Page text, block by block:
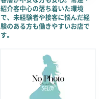
紹介客中心の落ち着いた環境
で、未経験者や接客に悩んだ経
験のある方も働きやすいお店で
す。